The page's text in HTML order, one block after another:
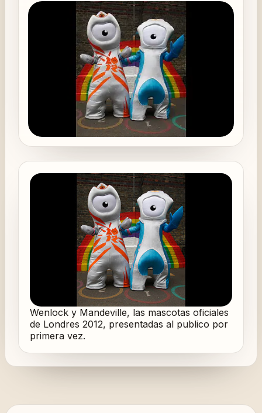
Wenlock y Mandeville, las mascotas oficiales
de Londres 2012, presentadas al publico por
primera vez.